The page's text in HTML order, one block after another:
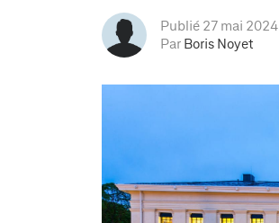
Publié 27 mai 2024
Par Boris Noyet